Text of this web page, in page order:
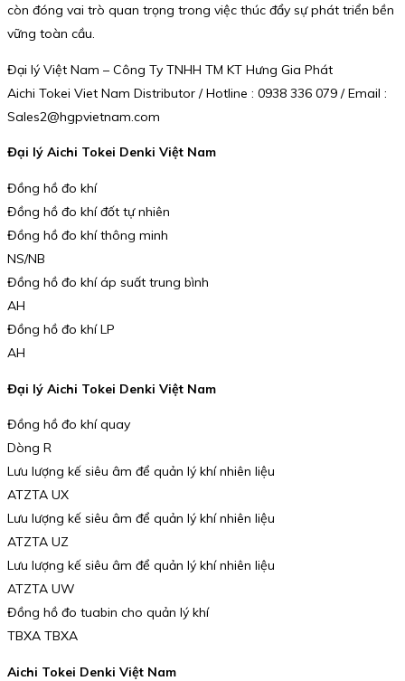
còn đóng vai trò quan trọng trong việc thúc đẩy sự phát triển bền
vững toàn cầu.
Đại lý Việt Nam – Công Ty TNHH TM KT Hưng Gia Phát
Aichi Tokei Viet Nam Distributor / Hotline : 0938 336 079 / Email :
Sales2@hgpvietnam.com
Đại lý Aichi Tokei Denki Việt Nam
Đồng hồ đo khí
Đồng hồ đo khí đốt tự nhiên
Đồng hồ đo khí thông minh
NS/NB
Đồng hồ đo khí áp suất trung bình
AH
Đồng hồ đo khí LP
AH
Đại lý Aichi Tokei Denki Việt Nam
Đồng hồ đo khí quay
Dòng R
Lưu lượng kế siêu âm để quản lý khí nhiên liệu
ATZTA UX
Lưu lượng kế siêu âm để quản lý khí nhiên liệu
ATZTA UZ
Lưu lượng kế siêu âm để quản lý khí nhiên liệu
ATZTA UW
Đồng hồ đo tuabin cho quản lý khí
TBXA TBXA
Aichi Tokei Denki Việt Nam